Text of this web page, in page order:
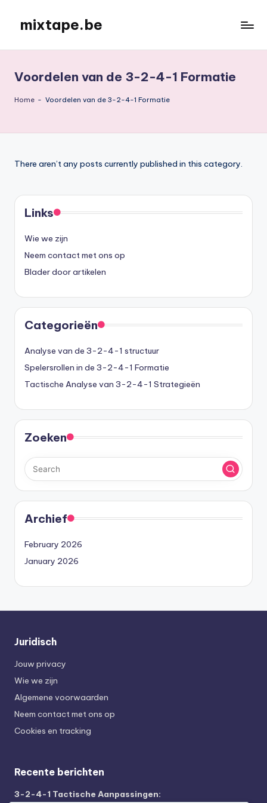
content
mixtape.be
Voordelen van de 3-2-4-1 Formatie
Home - Voordelen van de 3-2-4-1 Formatie
There aren’t any posts currently published in this category.
Links
Wie we zijn
Neem contact met ons op
Blader door artikelen
Categorieën
Analyse van de 3-2-4-1 structuur
Spelersrollen in de 3-2-4-1 Formatie
Tactische Analyse van 3-2-4-1 Strategieën
Zoeken
Archief
February 2026
January 2026
Juridisch
Jouw privacy
Wie we zijn
Algemene voorwaarden
Neem contact met ons op
Cookies en tracking
Recente berichten
3-2-4-1 Tactische Aanpassingen: